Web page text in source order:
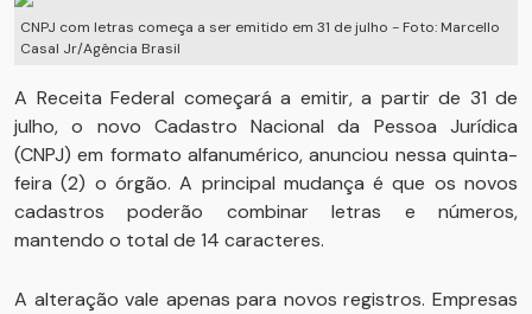
CNPJ com letras começa a ser emitido em 31 de julho - Foto: Marcello
Casal Jr/Agência Brasil
A Receita Federal começará a emitir, a partir de 31 de
julho, o novo Cadastro Nacional da Pessoa Jurídica
(CNPJ) em formato alfanumérico, anunciou nessa quinta-
feira (2) o órgão. A principal mudança é que os novos
cadastros poderão combinar letras e números,
mantendo o total de 14 caracteres.
A alteração vale apenas para novos registros. Empresas